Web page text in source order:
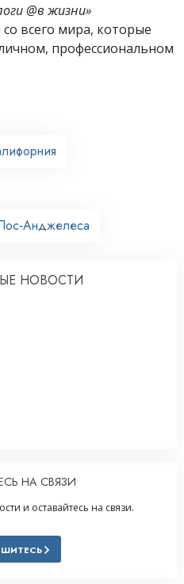
@в жизни»
всего мира, которые
профессиональном
НОВОСТИ
НА СВЯЗИ
и оставайтесь на связи.